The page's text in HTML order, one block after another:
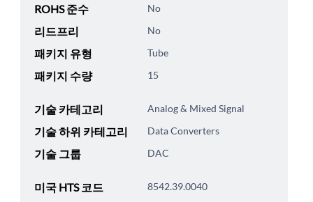
ROHS 준수 No
리드프리 No
패키지 유형 Tube
패키지 수량 15
기술 카테고리 Analog & Mixed Signal
기술 하위 카테고리 Data Converters
기술 그룹 DAC
미국 HTS 코드 8542.39.0040